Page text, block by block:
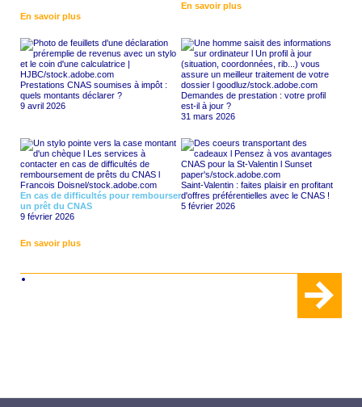
En savoir plus
En savoir plus
Prestations CNAS soumises à impôt :
quels montants déclarer ?
9 avril 2026
Demandes de prestation : votre profil
est-il à jour ?
31 mars 2026
En cas de difficultés pour rembourser
un prêt du CNAS
9 février 2026
En savoir plus
Saint-Valentin : faites plaisir en profitant
d'offres préférentielles avec le CNAS !
5 février 2026